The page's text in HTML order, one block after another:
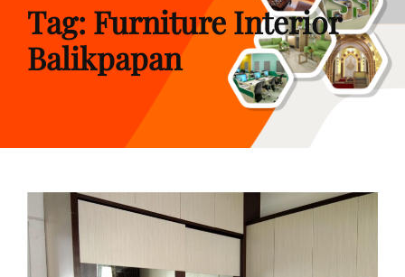
Tag: Furniture Interior
Balikpapan